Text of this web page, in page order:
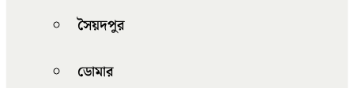
সৈয়দপুর
ডোমার